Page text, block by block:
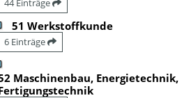
44 Einträge
51 Werkstoffkunde
6 Einträge
Maschinenbau, Energietechnik,